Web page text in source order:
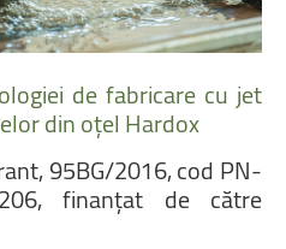
de fabricare cu jet
dinoțel Hardox
95BG/2016,cod PN-
finanțat de către